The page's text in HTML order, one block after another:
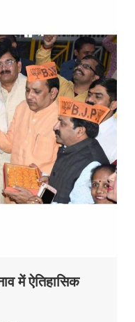
में ऐतिहासिक